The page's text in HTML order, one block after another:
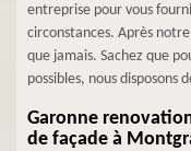
entreprise pour vous
circonstances. Après
que jamais. Sachez que
possibles, nous disposons
Garonne
de façade à